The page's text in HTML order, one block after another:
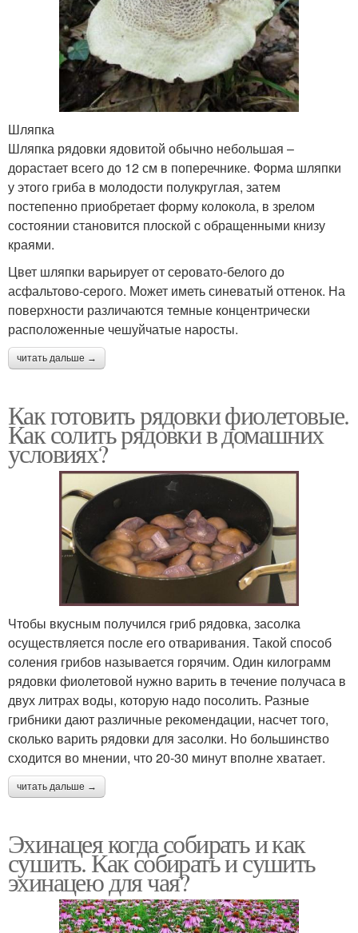
Шляпка
Шляпка рядовки ядовитой обычно небольшая –
дорастает всего до 12 см в поперечнике. Форма шляпки
у этого гриба в молодости полукруглая, затем
постепенно приобретает форму колокола, в зрелом
состоянии становится плоской с обращенными книзу
краями.
Цвет шляпки варьирует от серовато-белого до
асфальтово-серого. Может иметь синеватый оттенок. На
поверхности различаются темные концентрически
расположенные чешуйчатые наросты.
читать дальше →
Как готовить рядовки фиолетовые.
Как солить рядовки в домашних
условиях?
Чтобы вкусным получился гриб рядовка, засолка
осуществляется после его отваривания. Такой способ
соления грибов называется горячим. Один килограмм
рядовки фиолетовой нужно варить в течение получаса в
двух литрах воды, которую надо посолить. Разные
грибники дают различные рекомендации, насчет того,
сколько варить рядовки для засолки. Но большинство
сходится во мнении, что 20-30 минут вполне хватает.
читать дальше →
Эхинацея когда собирать и как
сушить. Как собирать и сушить
эхинацею для чая?